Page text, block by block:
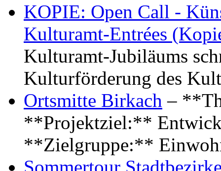
KOPIE: Open Call -
Kulturamt-Entrées
Kulturamt-Jubiläums
Kulturförderung des
Ortsmitte Birkach –
**Projektziel:**
**Zielgruppe:**
Sommertour